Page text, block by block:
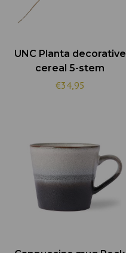
UNC Planta decorative
cereal 5-stem
€34,95